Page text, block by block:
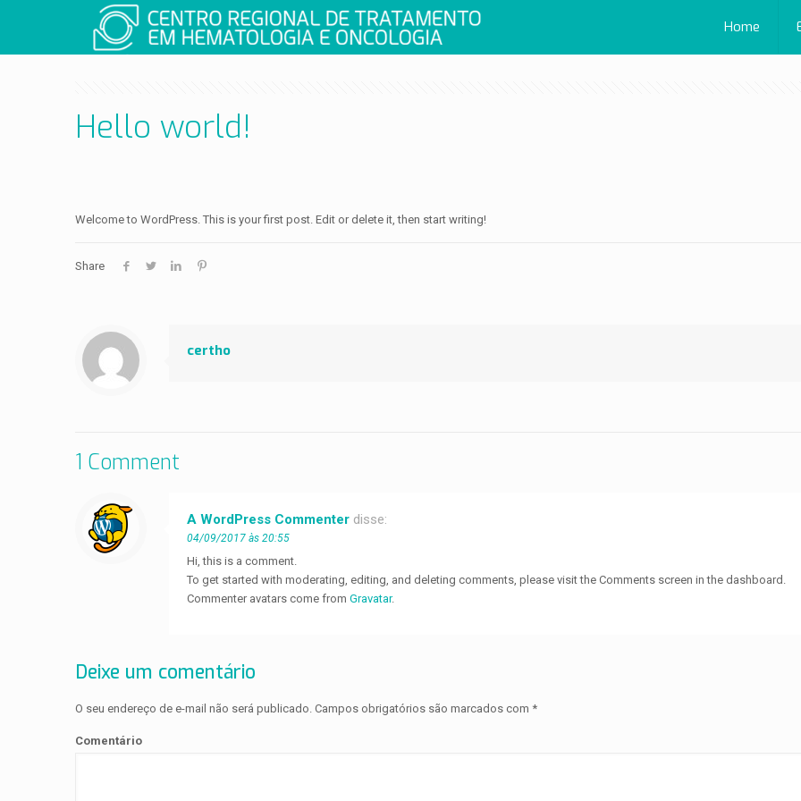
Home
Hello world!
Welcome to WordPress. This is your first post. Edit or delete it, then start writing!
Share
certho
1 Comment
A WordPress Commenter disse:
04/09/2017 às 20:55
Hi, this is a comment.
To get started with moderating, editing, and deleting comments, please visit the Comments screen in the dashboard.
Commenter avatars come from Gravatar.
Deixe um comentário
O seu endereço de e-mail não será publicado. Campos obrigatórios são marcados com *
Comentário